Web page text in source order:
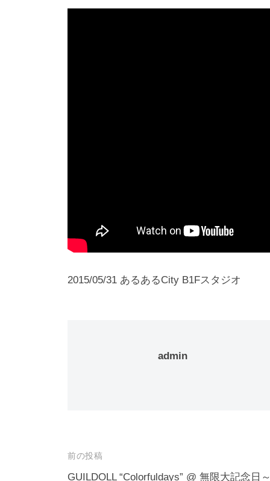
2015/05/31 あるあるCity B1Fスタジオ
admin
投
前の投稿
GUILDOLL “Colorfuldays” @ 無限大記念日～